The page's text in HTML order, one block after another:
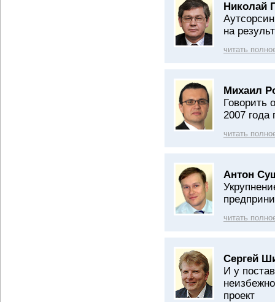
Николай
на
читать
Михаил
Говорить
2007 года
читать
Антон
читать
Сергей
И у
проект